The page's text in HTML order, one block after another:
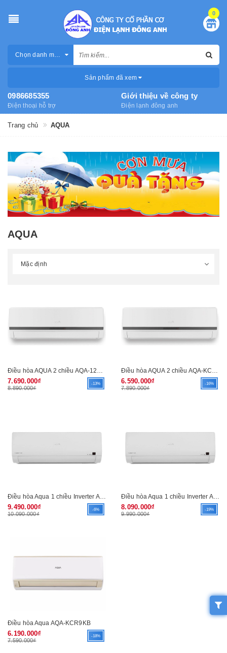
0
Chọn danh mục
Sản phẩm đã xem
0986685355
Điện thoại hỗ trợ
Giới thiệu về công ty
Điện lạnh đông anh
Trang chủ AQUA
AQUA
7.690.000₫
8.890.000₫
-13% 6.590.000₫
7.890.000₫
-16%
Điều hòa Aqua 1 chiều Inverter AQA-KCRV12WGSB (R410)
9.490.000₫
10.090.000₫
-6%
Điều hòa Aqua 1 chiều Inverter AQA-KCRV9WGSB (R410)
8.090.000₫
9.990.000₫
-19%
Điều hòa Aqua AQA-KCR9KB
6.190.000₫
7.590.000₫
-18%